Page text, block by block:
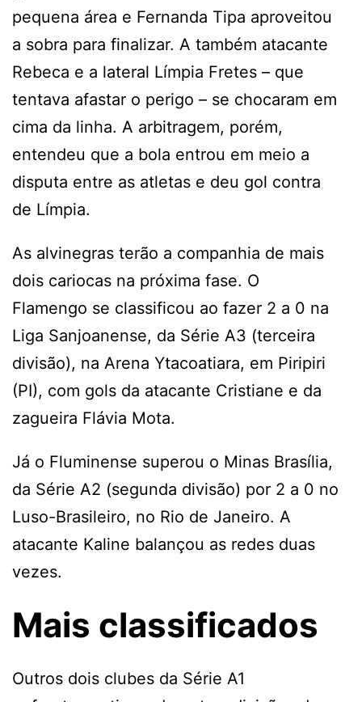
pequena área e Fernanda Tipa aproveitou
a sobra para finalizar. A também atacante
Rebeca e a lateral Límpia Fretes – que
tentava afastar o perigo – se chocaram em
cima da linha. A arbitragem, porém,
entendeu que a bola entrou em meio a
disputa entre as atletas e deu gol contra
de Límpia.
As alvinegras terão a companhia de mais
dois cariocas na próxima fase. O
Flamengo se classificou ao fazer 2 a 0 na
Liga Sanjoanense, da Série A3 (terceira
divisão), na Arena Ytacoatiara, em Piripiri
(PI), com gols da atacante Cristiane e da
zagueira Flávia Mota.
Já o Fluminense superou o Minas Brasília,
da Série A2 (segunda divisão) por 2 a 0 no
Luso-Brasileiro, no Rio de Janeiro. A
atacante Kaline balançou as redes duas
vezes.
Mais classificados
Outros dois clubes da Série A1